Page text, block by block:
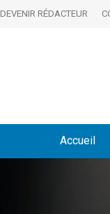
DEVENIR RÉDACTEUR
Accueil